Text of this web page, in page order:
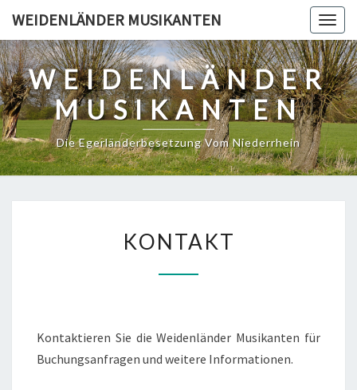
content
WEIDENLÄNDER MUSIKANTEN
WEIDENLÄNDER
MUSIKANTEN
Die Egerländerbesetzung Vom Niederrhein
KONTAKT
Kontaktieren Sie die Weidenländer Musikanten für
Buchungsanfragen und weitere Informationen.